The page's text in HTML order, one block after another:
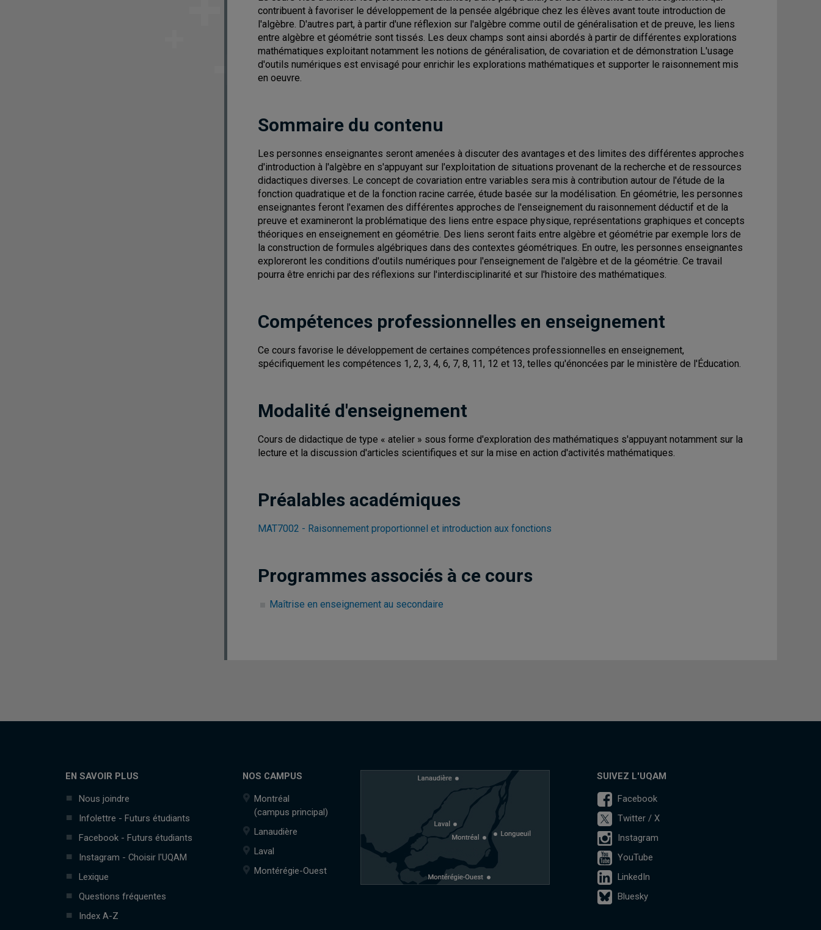
contribuent à favoriser le développement de la pensée algébrique chez les élèves avant toute introduction de
l'algèbre. D'autres part, à partir d'une réflexion sur l'algèbre comme outil de généralisation et de preuve, les liens
entre algèbre et géométrie sont tissés. Les deux champs sont ainsi abordés à partir de différentes explorations
mathématiques exploitant notamment les notions de généralisation, de covariation et de démonstration L'usage
d'outils numériques est envisagé pour enrichir les explorations mathématiques et supporter le raisonnement mis
en oeuvre.
Sommaire du contenu
Les personnes enseignantes seront amenées à discuter des avantages et des limites des différentes approches
d'introduction à l'algèbre en s'appuyant sur l'exploitation de situations provenant de la recherche et de ressources
didactiques diverses. Le concept de covariation entre variables sera mis à contribution autour de l'étude de la
fonction quadratique et de la fonction racine carrée, étude basée sur la modélisation. En géométrie, les personnes
enseignantes feront l'examen des différentes approches de l'enseignement du raisonnement déductif et de la
preuve et examineront la problématique des liens entre espace physique, représentations graphiques et concepts
théoriques en enseignement en géométrie. Des liens seront faits entre algèbre et géométrie par exemple lors de
la construction de formules algébriques dans des contextes géométriques. En outre, les personnes enseignantes
exploreront les conditions d'outils numériques pour l'enseignement de l'algèbre et de la géométrie. Ce travail
pourra être enrichi par des réflexions sur l'interdisciplinarité et sur l'histoire des mathématiques.
Compétences professionnelles en enseignement
Ce cours favorise le développement de certaines compétences professionnelles en enseignement,
spécifiquement les compétences 1, 2, 3, 4, 6, 7, 8, 11, 12 et 13, telles qu'énoncées par le ministère de l'Éducation.
Modalité d'enseignement
Cours de didactique de type « atelier » sous forme d'exploration des mathématiques s'appuyant notamment sur la
lecture et la discussion d'articles scientifiques et sur la mise en action d'activités mathématiques.
Préalables académiques
MAT7002 - Raisonnement proportionnel et introduction aux fonctions
Programmes associés à ce cours
Maîtrise en enseignement au secondaire
EN SAVOIR PLUS
Nous joindre
Infolettre - Futurs étudiants
Facebook - Futurs étudiants
Instagram - Choisir l'UQAM
Lexique
Questions fréquentes
Index A-Z
NOS CAMPUS
Montréal
(campus principal)
Lanaudière
Laval
Montérégie-Ouest
SUIVEZ L'UQAM
Facebook
Twitter / X
Instagram
YouTube
LinkedIn
Bluesky